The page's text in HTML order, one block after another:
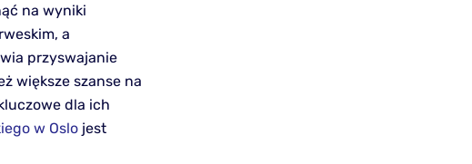
na wyniki
a
przyswajanie
większe szanse na
dla ich
w Oslo jest